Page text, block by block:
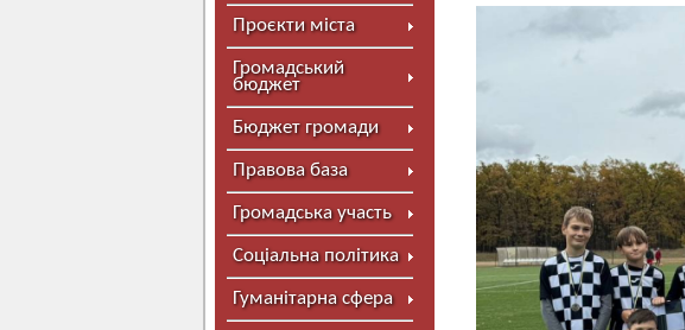
Проєкти міста
Громадський
бюджет
Бюджет громади
Правова база
Громадська участь
Соціальна політика
Гуманітарна сфера